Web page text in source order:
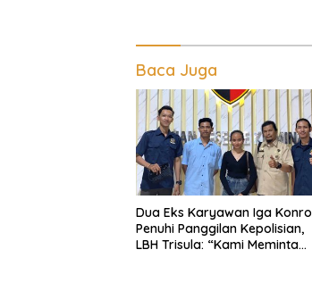
Baca Juga
Dua Eks Karyawan Iga Konro
Penuhi Panggilan Kepolisian,
LBH Trisula: “Kami Meminta